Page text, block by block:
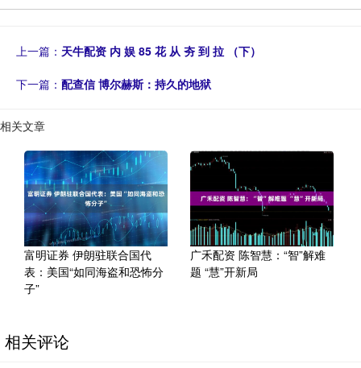
上一篇： 天牛配资 内 娱 85 花 从 夯 到 拉 （下）
下一篇： 配查信 博尔赫斯：持久的地狱
相关文章
富明证券 伊朗驻联合国代
表：美国“如同海盗和恐怖分
子”
广禾配资 陈智慧：“智”解难
题 “慧”开新局
相关评论